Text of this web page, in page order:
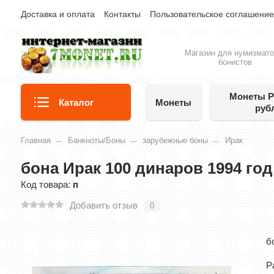
Доставка и оплата Контакты Пользовательское соглашение
Магазин для
бонистов
Каталог Монеты
Монеты
Главная Банкноты/Боны зарубежные боны Ирак
бона Ирак 100 динаров 1994 год
Код товара: п
Добавить отзыв
0